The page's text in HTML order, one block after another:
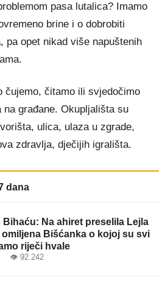
pasa lutalica? Imamo
brine i o dobrobiti
pa opet nikad više napuštenih
čujemo, čitamo ili svjedočimo
na građane. Okupljališta su
ulica, ulaza u zgrade,
zdravlja, dječijih igrališta.
dana
Bihaću: Na ahiret preselila Lejla
omiljena Bišćanka o kojoj su svi
riječi hvale
👁 92.242